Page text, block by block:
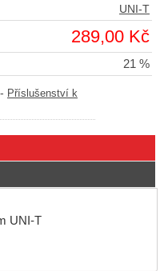
UNI-T
289,00 Kč
21 %
- Příslušenství k
UNI-T